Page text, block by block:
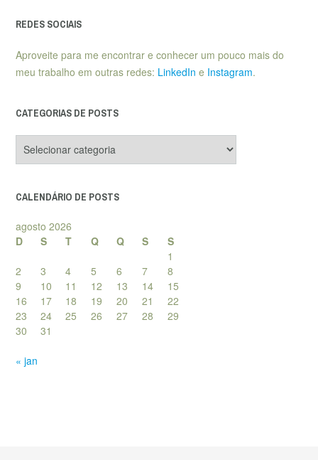
REDES SOCIAIS
Aproveite para me encontrar e conhecer um pouco mais do
meu trabalho em outras redes: LinkedIn e Instagram.
CATEGORIAS DE POSTS
de
CALENDÁRIO DE POSTS
agosto 2026
D
S T Q Q S
S
1
2
3 4 5 6 7
8
9
10 11 12 13 14
15
16
17 18 19 20 21
22
23
24 25 26 27 28
29
30
31
« jan